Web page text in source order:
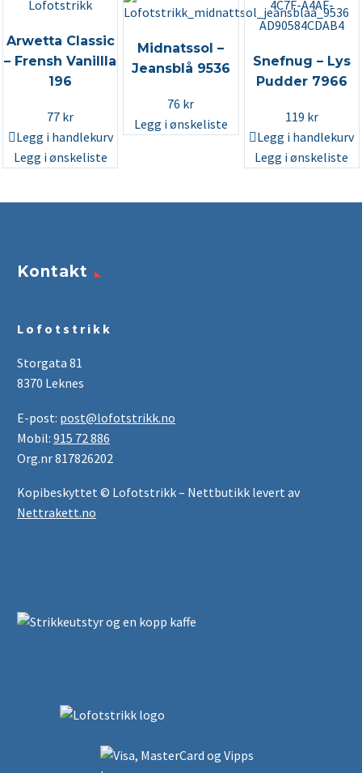
Arwetta Classic
– Frensh Vanillla
196
77 kr
Legg i handlekurv
Legg i ønskeliste
Midnatssol –
Jeansblå 9536
76 kr
Legg i ønskeliste
Snefnug – Lys
Pudder 7966
119 kr
Legg i handlekurv
Legg i ønskeliste
Kontakt
L o f o t s t r i k k
Storgata 81
8370 Leknes
E-post: post@lofotstrikk.no
Mobil: 915 72 886
Org.nr 817826202
Kopibeskyttet © Lofotstrikk – Nettbutikk levert av
Nettrakett.no